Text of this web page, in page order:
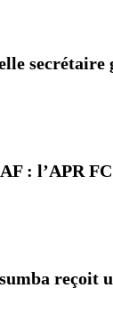
secrétaire
: l’APR
reçoit